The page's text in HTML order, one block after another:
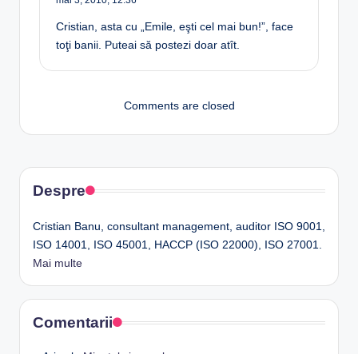
Cristian, asta cu „Emile, eşti cel mai bun!”, face
toţi banii. Puteai să postezi doar atît.
Comments are closed
Despre
Cristian Banu, consultant management, auditor ISO 9001,
ISO 14001, ISO 45001, HACCP (ISO 22000), ISO 27001.
Mai multe
Comentarii